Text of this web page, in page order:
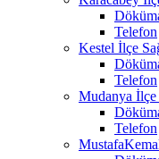
Telefon
Kestel İlçe
Telefon
Mudanya İlçe
Telefon